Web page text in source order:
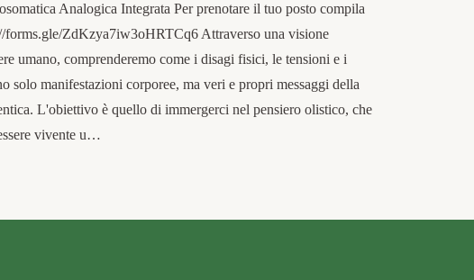
Analogica Integrata Per prenotare il tuo posto compila
forms.gle/ZdKzya7iw3oHRTCq6 Attraverso una visione
umano, comprenderemo come i disagi fisici, le tensioni e i
solo manifestazioni corporee, ma veri e propri messaggi della
L'obiettivo è quello di immergerci nel pensiero olistico, che
vivente u…